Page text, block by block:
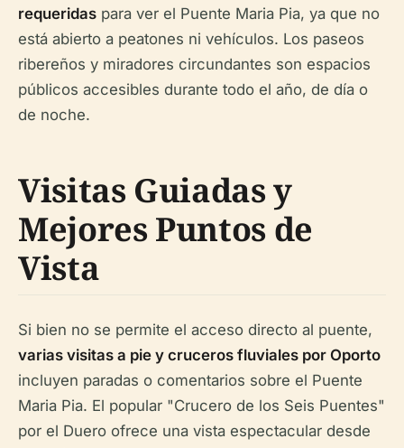
requeridas para ver el Puente Maria Pia, ya que no
está abierto a peatones ni vehículos. Los paseos
ribereños y miradores circundantes son espacios
públicos accesibles durante todo el año, de día o
de noche.
Visitas Guiadas y
Mejores Puntos de
Vista
Si bien no se permite el acceso directo al puente,
varias visitas a pie y cruceros fluviales por Oporto
incluyen paradas o comentarios sobre el Puente
Maria Pia. El popular "Crucero de los Seis Puentes"
por el Duero ofrece una vista espectacular desde